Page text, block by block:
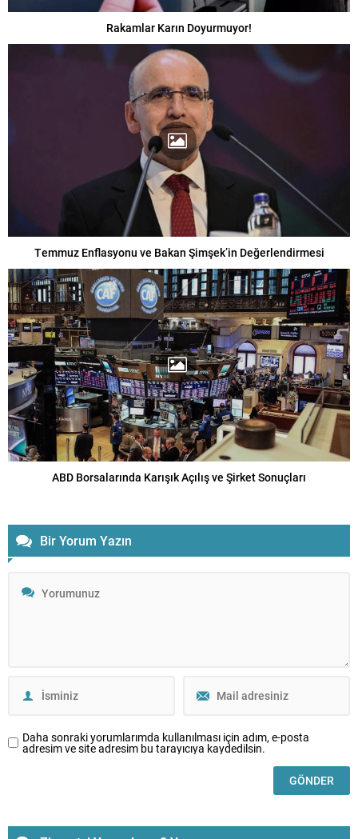
Rakamlar Karın Doyurmuyor!
Temmuz Enflasyonu ve Bakan Şimşek’in Değerlendirmesi
ABD Borsalarında Karışık Açılış ve Şirket Sonuçları
Bir Yorum Yazın
Daha sonraki yorumlarımda kullanılması için adım, e-posta
adresim ve site adresim bu tarayıcıya kaydedilsin.